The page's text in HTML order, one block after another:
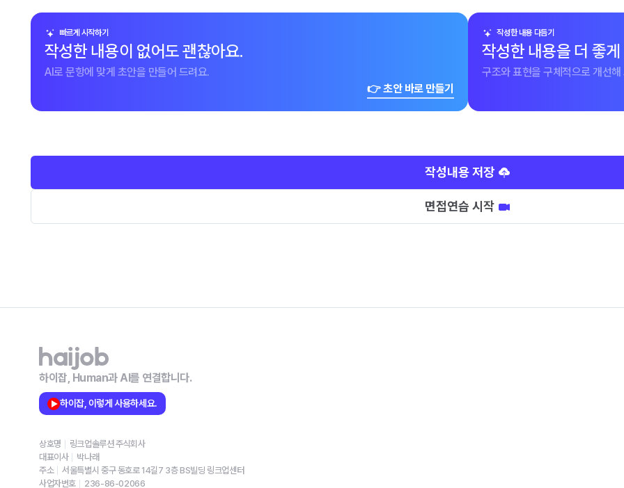
빠르게 시작하기
작성한 내용이 없어도 괜찮아요.
AI로 문항에 맞게 초안을 만들어 드려요.
👉 초안 바로 만들기
작성한 내용 다듬기
작성한 내용을 더 좋
구조와 표현을 구체적으로 개선해
작성내용 저장
면접연습 시작
하이잡, Human과 AI를 연결합니다.
하이잡, 이렇게 사용하세요.
상호명
링크업솔루션 주식회사
대표이사
박나래
주소
서울특별시 중구 동호로 14길7 3층 BS빌딩 링크업센터
사업자번호
236-86-02066